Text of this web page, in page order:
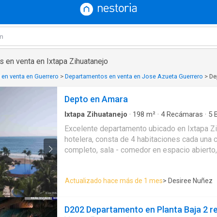
en venta en Ixtapa Zihuatanejo
venta en Guerrero > Departamentos en venta en Jose Azueta Guerrero >
Depto en Amara
Ixtapa Zihuatanejo · 198 m² · 4Recámaras · 5
Cocina integral·Cuarto de servicio ·Elevador·
Internet· Cocina equipada·Bodega· Aire
Agua·Cuarto de Limpieza·Cancha de tenis·
Excelente departamento ubicado en Ixtapa
hotelera, consta de 4 habitaciones cada una
completo, sala - comedor en espacio
excelente vista al océano, bodega en la
lugares de estacionamiento fijo. amenidades, 3 piscinas, palapas,
gimnasio, cacha de padel, bar en área de
Actualizado hace más de 1 mes> Desiree Nuñez
D202 Departamento en Planta Baja 2